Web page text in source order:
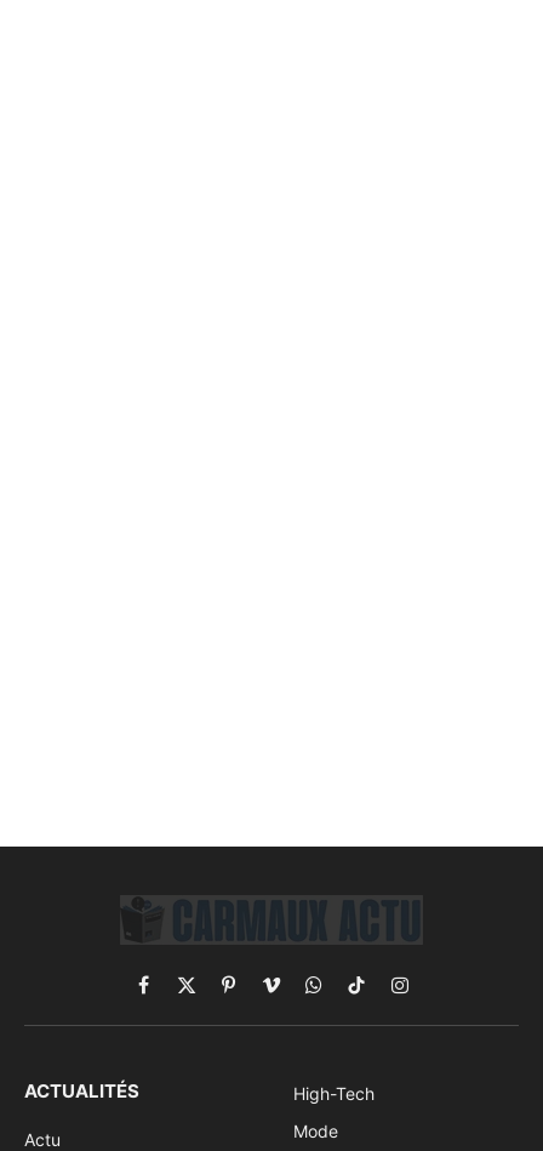
Facebook
X
(Twitter)
PinterestVimeoWhatsApp
TikTokInstagram
ACTUALITÉS
Actu
High-Tech
Mode